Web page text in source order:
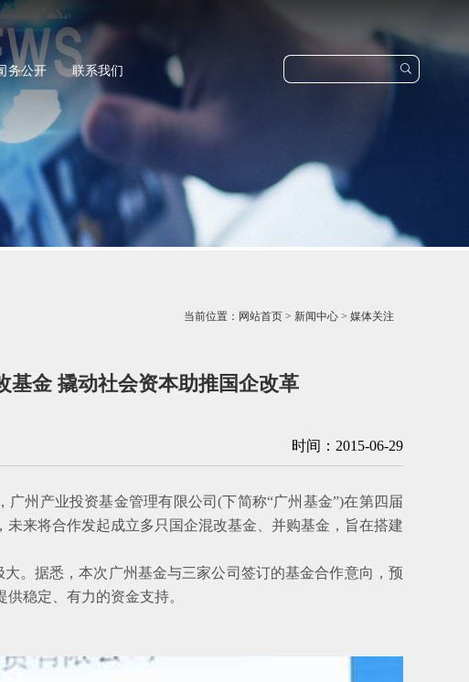
务公开 联系我们 
当前位置： 网站首页 > 新闻中心 > 媒体关注
基金 撬动社会资本助推国企改革
时间：2015-06-29
州产业投资基金管理有限公司(下简称“广州基金”)在第四届
来将合作发起成立多只国企混改基金、并购基金，旨在搭建
。据悉，本次广州基金与三家公司签订的基金合作意向，预
稳定、有力的资金支持。